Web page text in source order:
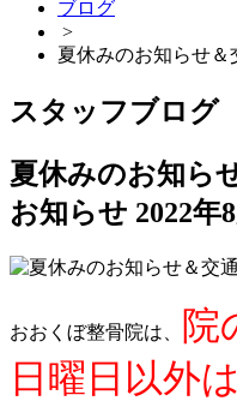
ブログ
>
夏休みのお知らせ
スタッフブログ
夏休みのお知ら
お知らせ 2022年
おおくぼ整骨院は、
院
日曜日以外